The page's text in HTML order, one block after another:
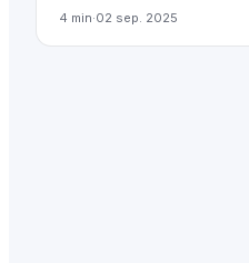
4 min·02 sep. 2025